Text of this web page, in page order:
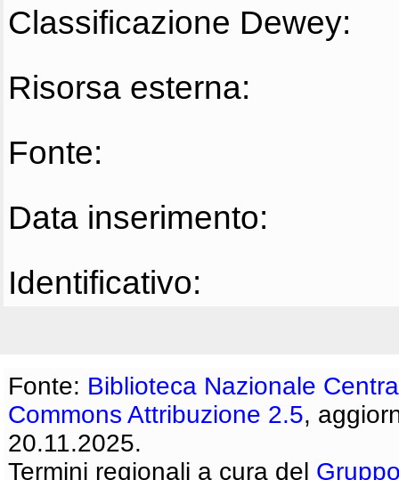
Classificazione Dewey:
Risorsa esterna:
Fonte:
Data inserimento:
Identificativo:
Fonte: Biblioteca Nazionale
Commons Attribuzione 2.5,
20.11.2025.
Termini regionali a cura del